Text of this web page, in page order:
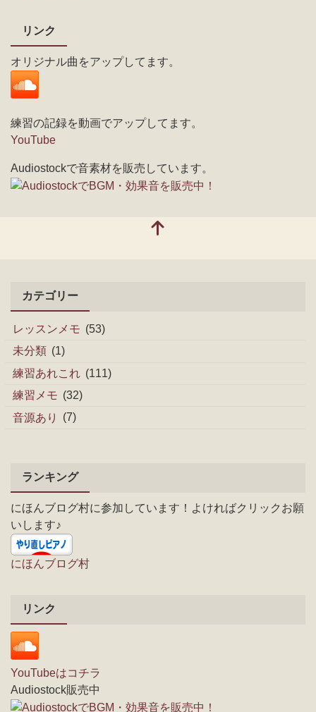
リンク
オリジナル曲をアップしてます。
練習の記録を動画でアップしてます。
YouTube
Audiostockで音素材を販売しています。
カテゴリー
レッスンメモ (53)
未分類 (1)
練習あれこれ (111)
練習メモ (32)
音源あり
(7)
ランキング
にほんブログ村に参加しています！よければクリックお願
いします♪
にほんブログ村
リンク
YouTubeはコチラ
Audiostock販売中